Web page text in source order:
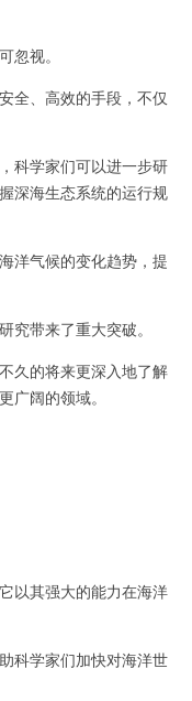
视。
、高效的手段，不仅
学家们可以进一步研
深海生态系统的运行规
气候的变化趋势，提
带来了重大突破。
的将来更深入地了解
广阔的领域。
其强大的能力在海洋
学家们加快对海洋世